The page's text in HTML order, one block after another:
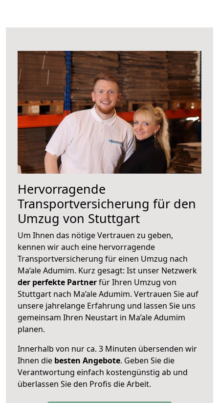
Hervorragende
Transportversicherung für den
Umzug von Stuttgart
Um Ihnen das nötige Vertrauen zu geben,
kennen wir auch eine hervorragende
Transportversicherung für einen Umzug nach
Ma’ale Adumim. Kurz gesagt: Ist unser Netzwerk
der perfekte Partnerfür Ihren Umzug von
Stuttgart nach Ma’ale Adumim. Vertrauen Sie auf
unsere jahrelange Erfahrung und lassen Sie uns
gemeinsam Ihren Neustart in Ma’ale Adumim
planen.
Innerhalb von nur ca. 3 Minuten übersenden wir
Ihnen die besten Angebote. Geben Sie die
Verantwortung einfach kostengünstig ab und
überlassen Sie den Profis die Arbeit.